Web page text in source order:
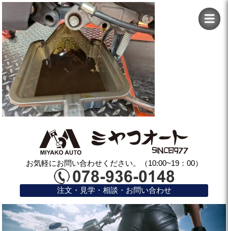
お気軽にお問い合わせください。（10:00~19：00）
注文・見学・相談・お問い合わせ